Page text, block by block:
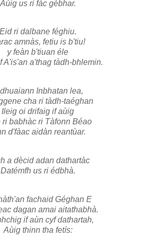
Aùig us ri fàc gèbhar.
Eid ri dalbane féghiu.
amnàs, fetiu is b'tiu!
y feàn b'tiuan éle
A'is'an a'thag tàdh-bhlemin.
Inbhatan lea,
cha ri tàdh-taéghan
Ileig oi drifaig if aùig
ri babhàc ri Tàfonn Béao
d'fàac aidàn reantùar.
a dècid adan dathartàc
Datémfh us ri édbhà.
fachaid Géghan E
dagan amai aitathabhà.
if aùn cyf dathartah,
Aùig thinn tha fetís: